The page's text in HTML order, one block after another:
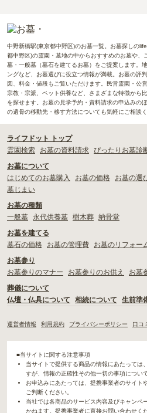
中野新橋駅(東京都中野区)のお墓一覧。お墓探しの
都中野区)の霊園・墓地の中からおすすめのお墓や、
墓・一般墓（墓石を建てるお墓）をご提案します。
ングなど、お墓選びに役立つ情報が満載。お墓の評
図、料金・値段もご覧いただけます。民営霊園・公
宗教・宗派、ペット供養など、さまざまな特徴から
を探せます。お墓の見学予約・資料請求の申込みの
の遺骨の移動先・移す方法についても気軽にご相談く
ライフドット トップ
霊園検索
お墓の資料請求 ぴったりお墓診
お墓について
はじめてのお墓購入
お墓の価格 お墓の選
墓じまい
お墓の種類
一般墓
永代供養墓 樹木葬 納骨堂
お墓を建てる
墓石の価格
お墓の管理費
お墓のリフォー
お墓参り
お墓参りのマナー
お墓参りのお供え お墓
葬儀について
仏壇・仏具について
相続について 生前準
運営者情報 利用規約 プライバシーポリシー 口コ
■当サイトに関する注意事項
当サイトで提供する商品の情報にあたっては
すが、情報の正確性その他一切の事項につい
お申込みにあたっては、提携事業者のサイト
ご判断ください。
当社では各商品のサービス内容及びキャンペ
かねます。提携事業者に直接お問い合わせく